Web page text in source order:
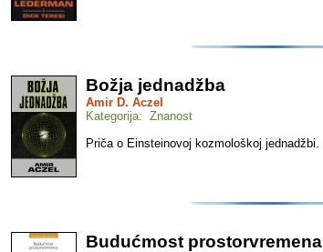
Božja jednadžba
Amir D. Aczel
Kategorija: Znanost
Priča o Einsteinovoj kozmološkoj jednadžbi.
Budućmost prostorvremena